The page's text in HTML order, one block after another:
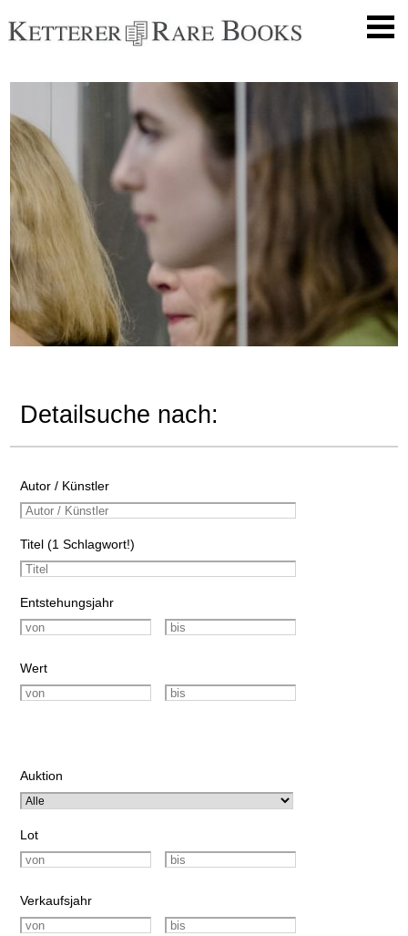
Detailsuche nach:
Autor / Künstler
Titel (1 Schlagwort!)
Entstehungsjahr
Wert
Auktion
Lot
Verkaufsjahr